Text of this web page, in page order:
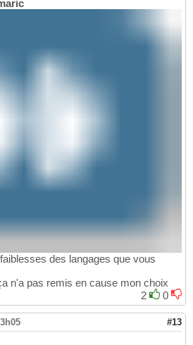
des langages que vous
n'a pas remis en cause mon choix
2
0
#13